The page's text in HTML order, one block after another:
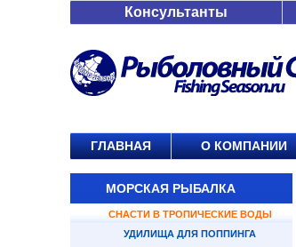
Консультанты
ГЛАВНАЯ О КОМПАНИИ
МОРСКАЯ РЫБАЛКА
СНАСТИ В ТРОПИЧЕСКИЕ ВОДЫ
УДИЛИЩА ДЛЯ ПОППИНГА